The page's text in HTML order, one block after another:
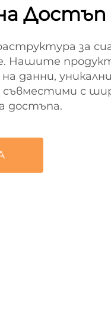
Достъп
за
Нашите
данни, уникални
с
достъпа.